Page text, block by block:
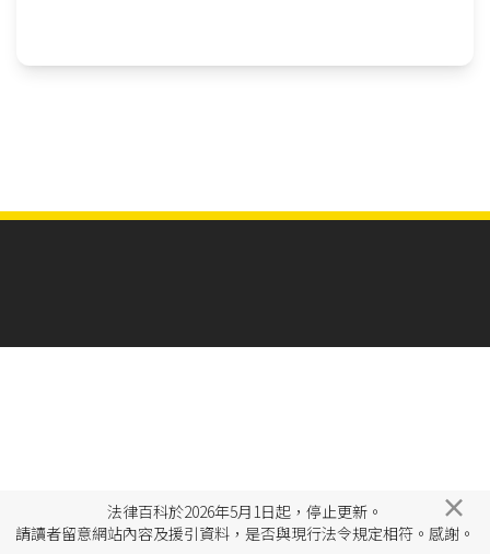
法律百科於2026年5月1日起，停止更新。
請讀者留意網站內容及援引資料，是否與現行法令規定相符。感謝。
×